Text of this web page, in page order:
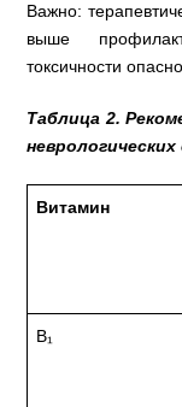
Важно:
выше
токсичности
Таблица 2.
Витамин
В₁